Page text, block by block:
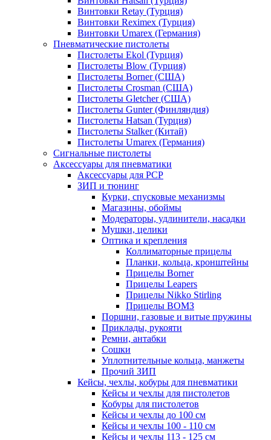
Винтовки Retay (Турция)
Винтовки Reximex (Турция)
Винтовки Umarex (Германия)
Пневматические пистолеты
Пистолеты Ekol (Турция)
Пистолеты Blow (Турция)
Пистолеты Borner (США)
Пистолеты Crosman (США)
Пистолеты Gletcher (США)
Пистолеты Gunter (Финляндия)
Пистолеты Hatsan (Турция)
Пистолеты Stalker (Китай)
Пистолеты Umarex (Германия)
Сигнальные пистолеты
Аксессуары для пневматики
Аксессуары для PCP
ЗИП и тюнинг
Курки, спусковые механизмы
Магазины, обоймы
Модераторы, удлинители, насадки
Мушки, целики
Оптика и крепления
Коллиматорные прицелы
Планки, кольца, кронштейны
Прицелы Borner
Прицелы Leapers
Прицелы Nikko Stirling
Прицелы ВОМЗ
Поршни, газовые и витые пружины
Приклады, рукояти
Ремни, антабки
Сошки
Уплотнительные кольца, манжеты
Прочий ЗИП
Кейсы, чехлы, кобуры для пневматики
Кейсы и чехлы для пистолетов
Кобуры для пистолетов
Кейсы и чехлы до 100 см
Кейсы и чехлы 100 - 110 см
Кейсы и чехлы 113 - 125 см